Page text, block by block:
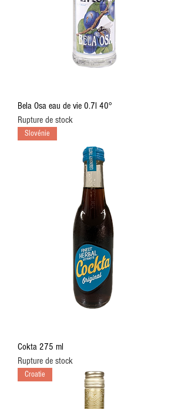
Bela Osa eau de vie 0.7l 40°
Rupture de stock
Slovénie
Cokta 275 ml
Rupture de stock
Croatie